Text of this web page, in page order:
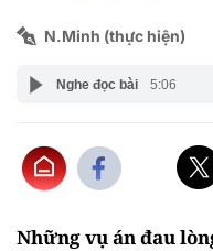
N.Minh (thực hiện)
Nghe đọc bài 5:06
Những vụ án đau